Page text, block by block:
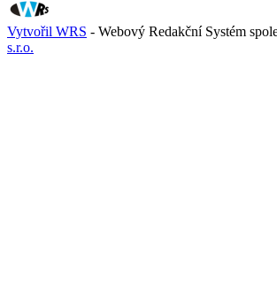
Vytvořil WRS - Webový Redakční Systém
s.r.o.